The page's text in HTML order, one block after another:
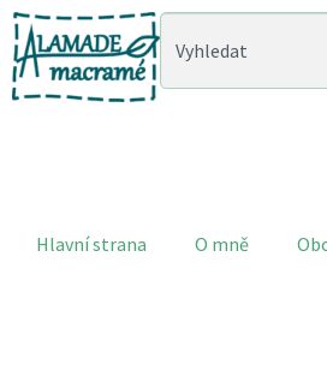
Hlavní strana O mně